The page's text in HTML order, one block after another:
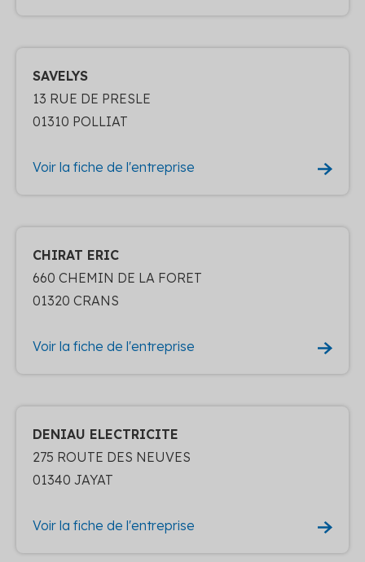
SAVELYS
13 RUE DE PRESLE
01310 POLLIAT
Voir la fiche de l'entreprise
CHIRAT ERIC
660 CHEMIN DE LA FORET
01320 CRANS
Voir la fiche de l'entreprise
DENIAU ELECTRICITE
275 ROUTE DES NEUVES
01340 JAYAT
Voir la fiche de l'entreprise